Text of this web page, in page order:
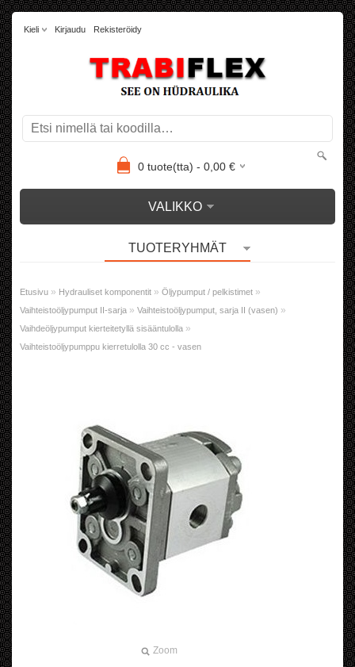
Kieli Kirjaudu Rekisteröidy
0tuote(tta) - 0,00€
VALIKKO
TUOTERYHMÄT
Etusivu » Hydrauliset komponentit » Öljypumput / pelkistimet »
Vaihteistoöljypumput II-sarja » Vaihteistoöljypumput, sarja II (vasen) »
Vaihdeöljypumput kierteitetyllä sisääntulolla »
Vaihteistoöljypumppu kierretulolla 30 cc - vasen
Zoom